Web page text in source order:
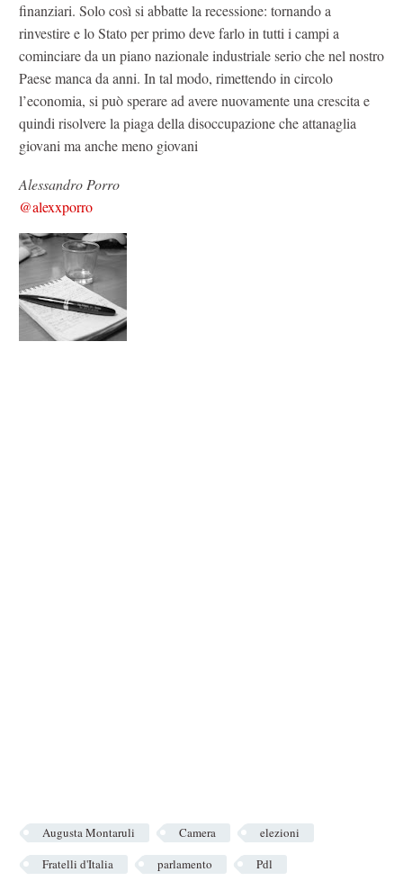
finanziari. Solo così si abbatte la recessione: tornando a
rinvestire e lo Stato per primo deve farlo in tutti i campi a
cominciare da un piano nazionale industriale serio che nel nostro
Paese manca da anni. In tal modo, rimettendo in circolo
l’economia, si può sperare ad avere nuovamente una crescita e
quindi risolvere la piaga della disoccupazione che attanaglia
giovani ma anche meno giovani
Alessandro Porro
@alexxporro
Augusta Montaruli Camera
elezioni
Fratelli d'Italia
parlamento Pdl